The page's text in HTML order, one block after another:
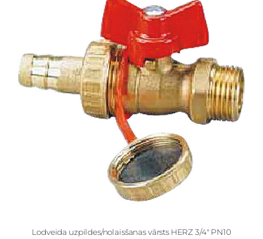
Lodveida uzpildes/nolaisšanas vārsts HERZ 3/4" PN10